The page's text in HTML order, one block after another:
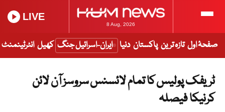
8 Aug, 2026
LIVE
صفحۂ اول تازہ ترین پاکستان دنیا ایران-اسرائیل جنگ کھیل انٹرٹینمنٹ
ٹریفک پولیس کا تمام لائسنس سروسز آن لائن
کرنیکا فیصلہ